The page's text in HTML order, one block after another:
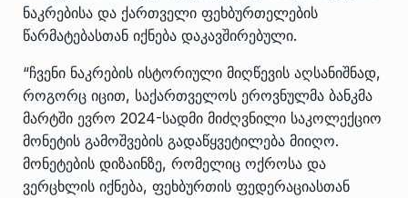
ნაკრებისა და ქართველი ფეხბურთელების
წარმატებასთან იქნება დაკავშირებული.
“ჩვენი ნაკრების ისტორიული მიღწევის აღსანიშნად,
როგორც იცით, საქართველოს ეროვნულმა ბანკმა
მარტში ევრო 2024-სადმი მიძღვნილი საკოლექციო
მონეტის გამოშვების გადაწყვეტილება მიიღო.
მონეტების დიზაინზე, რომელიც ოქროსა და
ვერცხლის იქნება, ფეხბურთის ფედერაციასთან